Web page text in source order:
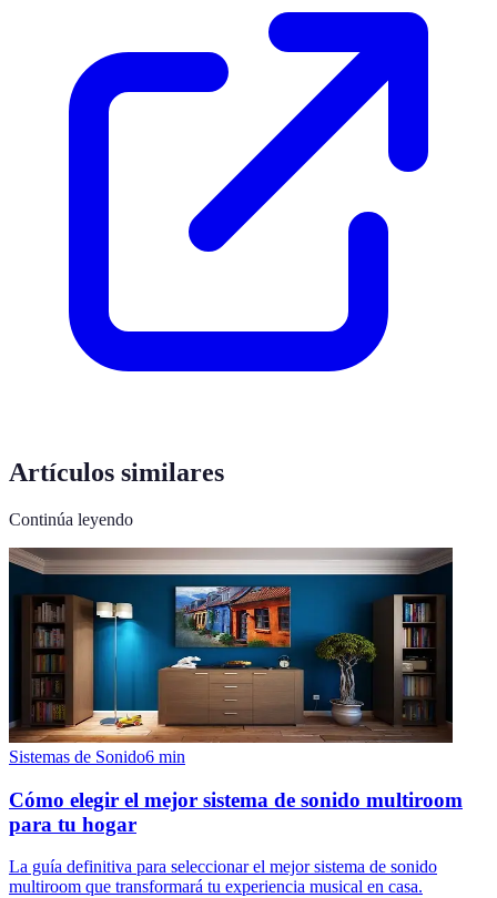
Artículos similares
Continúa leyendo
Sistemas de Sonido6 min
Cómo elegir el mejor sistema de sonido multiroom
para tu hogar
La guía definitiva para seleccionar el mejor sistema de sonido
multiroom que transformará tu experiencia musical en casa.